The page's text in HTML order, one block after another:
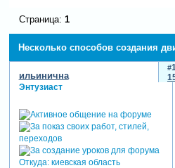
Несколько способов создания
Страница: 1
ильинична
Энтузиаст
Откуда:киевская область